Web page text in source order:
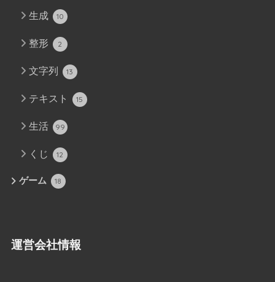
生成 10
整形 2
文字列 13
テキスト 15
生活 99
くじ 12
ゲーム 18
運営会社情報